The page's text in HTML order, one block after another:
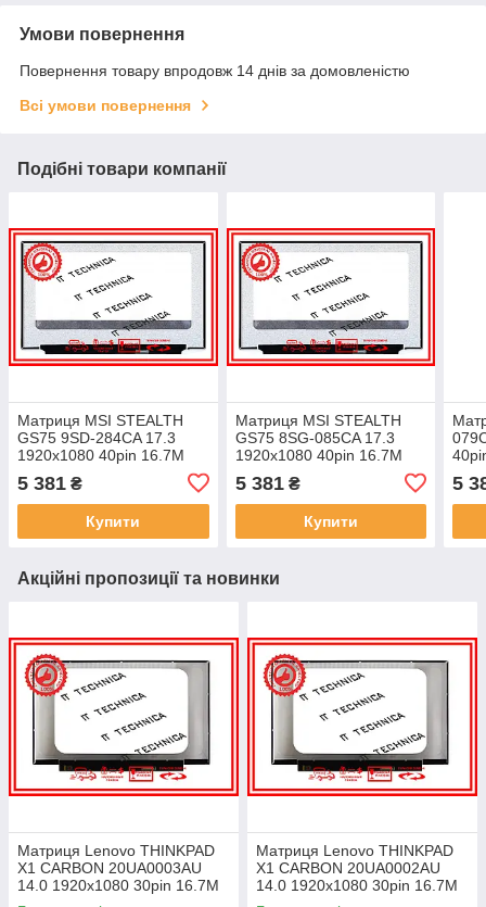
Умови повернення
Повернення товару впродовж 14 днів за домовленістю
Всі умови повернення
Подібні товари компанії
Матриця MSI STEALTH
GS75 9SD-284CA 17.3
1920x1080 40pin 16.7M
45% NTSC 250 cd/m² для
ноутбука
5 381 ₴
Купити
Матриця MSI STEALTH
GS75 8SG-085CA 17.3
1920x1080 40pin 16.7M
45% NTSC 250 cd/m² для
ноутбука
5 381₴
Купити
5
Акційні пропозиції та новинки
Матриця Lenovo THINKPAD
X1 CARBON 20UA0003AU
14.0 1920x1080 30pin 16.7M
45% NTSC 300 cd/m² для
Матриця Lenovo THINKPAD
X1 CARBON 20UA0002AU
14.0 1920x1080 30pin 16.7M
45% NTSC 300 cd/m² для